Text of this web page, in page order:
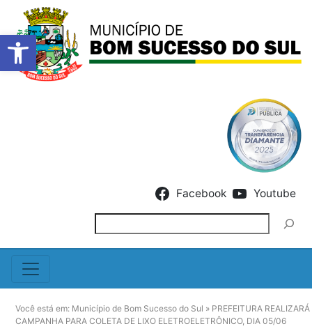
Barra de Ferramentas
Facebook Youtube
Você está em: Município de Bom Sucesso do Sul » PREFEITURA REALIZARÁ
CAMPANHA PARA COLETA DE LIXO ELETROELETRÔNICO, DIA 05/06